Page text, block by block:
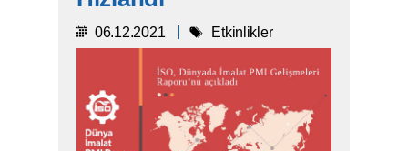
06.12.2021 Etkinlikler